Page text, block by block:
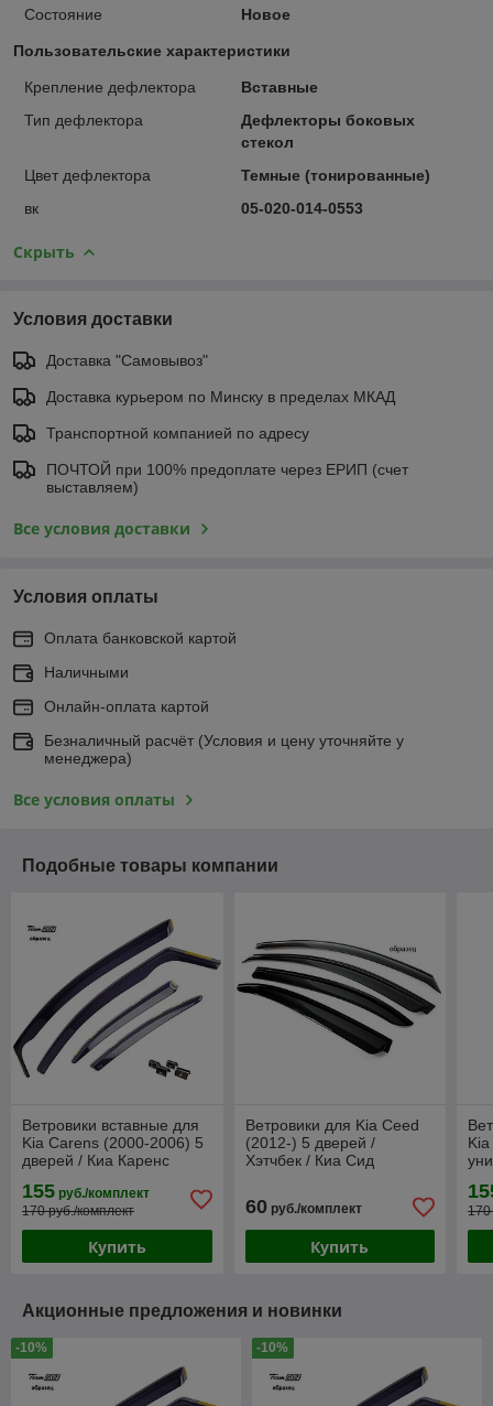
Состояние
Новое
Пользовательские характеристики
Крепление дефлектора
Вставные
Тип дефлектора
Дефлекторы боковых
стекол
Цвет дефлектора
Темные (тонированные)
вк
05-020-014-0553
Скрыть
Условия доставки
Доставка "Самовывоз"
Доставка курьером по Минску в пределах МКАД
Транспортной компанией по адресу
ПОЧТОЙ при 100% предоплате через ЕРИП (счет
выставляем)
Все условия доставки
Условия оплаты
Оплата банковской картой
Наличными
Онлайн-оплата картой
Безналичный расчёт (Условия и цену уточняйте у
менеджера)
Все условия оплаты
Подобные товары компании
Ветровики вставные для
Kia Carens (2000-2006) 5
дверей / Киа Каренс
155 руб./комплект
170 руб./комплект
Купить
Ветровики для Kia Ceed
(2012-) 5 дверей /
Хэтчбек / Киа Сид
60руб./комплект
Купить
170
Акционные предложения и новинки
-10% -10%